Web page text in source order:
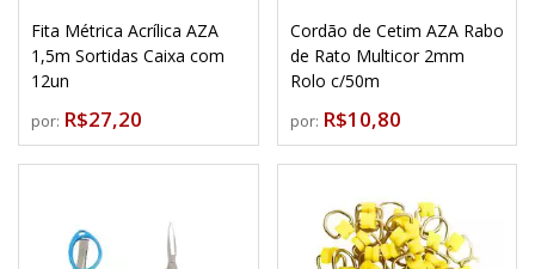
Fita Métrica Acrílica AZA
1,5m Sortidas Caixa com
12un
por: R$27,20
Cordão de Cetim AZA Rabo
de Rato Multicor 2mm
Rolo c/50m
por: R$10,80